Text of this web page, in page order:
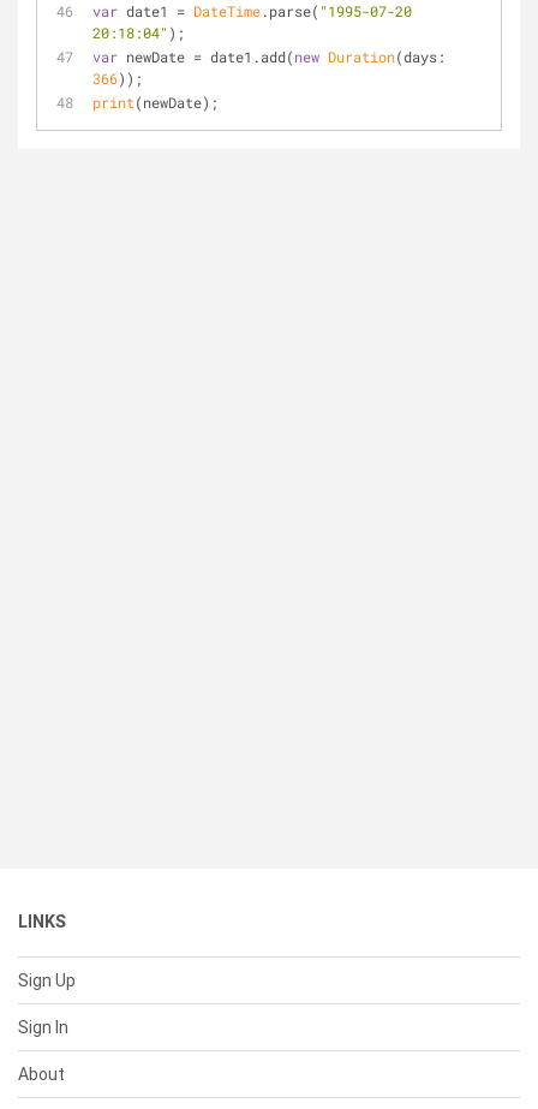
var date1 = DateTime.parse( "1995-07-20
20:18:04" );
var newDate = date1.add(new Duration
366));
print(newDate);
LINKS
Sign Up
Sign In
About